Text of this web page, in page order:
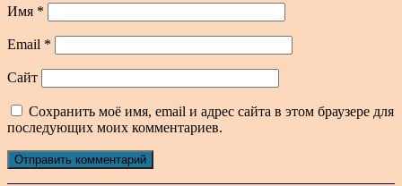
Имя *
Email *
Сайт
Сохранить моё имя, email и адрес сайта в этом браузере для
последующих моих комментариев.